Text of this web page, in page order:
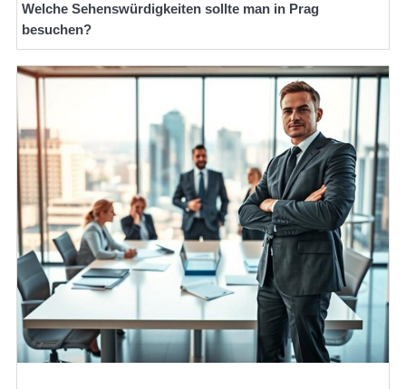
Welche Sehenswürdigkeiten sollte man in Prag
besuchen?